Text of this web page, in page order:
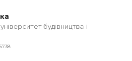
будівництва і